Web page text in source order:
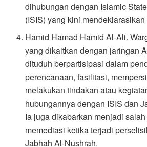
dihubungan dengan Islamic
(ISIS) yang kini
Hamid Hamad Hamid Al-Ali.
yang dikaitkan dengan jaringan
dituduh berpartisipasi dalam
perencanaan, fasilitasi,
melakukan tindakan atau
hubungannya dengan ISIS dan
Ia juga dikabarkan menjadi
memediasi ketika terjadi
Jabhah Al-Nushrah.